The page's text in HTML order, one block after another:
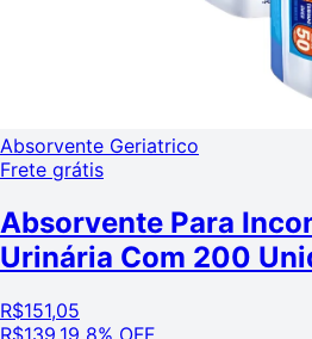
Absorvente Geriatrico
Frete grátis
Absorvente Para
Urinária Com 200
R$151,05
R$139,19 8% OFF